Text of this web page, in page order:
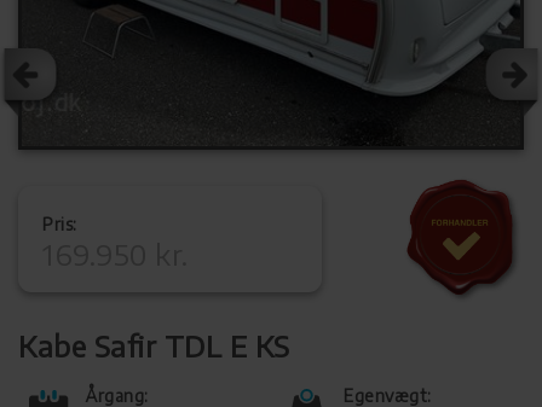
Pris:
Kabe Safir TDL E KS
Årgang: Egenvægt: